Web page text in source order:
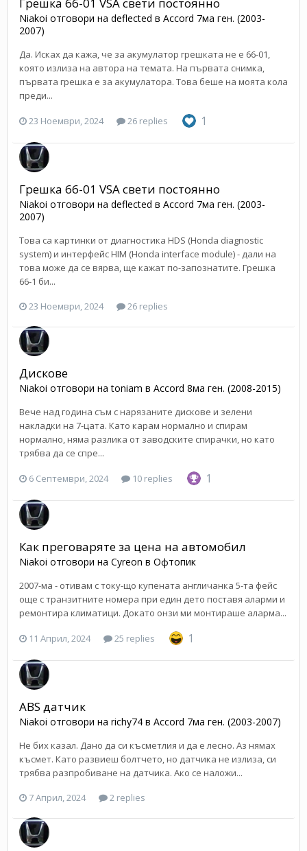
Грешка 66-01 VSА свети постоянно
Niakoi отговори на deflected в Accord 7ма ген. (2003-
2007)
Да. Исках да кажа, че за акумулатор грешката не е 66-01,
която излиза на автора на темата. На първата снимка,
първата грешка е за акумулатора. Това беше на моята кола
преди...
23 Ноември, 2024 26 replies 1
Грешка 66-01 VSА свети постоянно
Niakoi отговори на deflected в Accord 7ма ген. (2003-
2007)
Това са картинки от диагностика HDS (Honda diagnostic
system) и интерфейс HIM (Honda interface module) - дали на
това може да се вярва, ще кажат по-запознатите. Грешка
66-1 би...
23 Ноември, 2024
26 replies
Дискове
Niakoi отговори наtoniam в Accord 8ма ген. (2008-2015)
Вече над година съм с нарязаните дискове и зелени
накладки на 7-цата. Като карам нормално и спирам
нормално, няма разлика от заводските спирачки, но като
трябва да се спре...
6 Септември, 2024 10 replies 1
Как преговаряте за цена на автомобил
Niakoi отговори на Cyreon в Офтопик
2007-ма - отивам с току-що купената англичанка 5-та фейс
още с транзитните номера при един дето поставя аларми и
ремонтира климатици. Докато онзи ми монтираше аларма...
11 Април, 2024 25 replies 1
ABS датчик
Niakoi отговори на richy74 в Accord 7ма ген. (2003-2007)
Не бих казал. Дано да си късметлия и да е лесно. Аз нямах
късмет. Като развиеш болтчето, но датчика не излиза, си
трябва разпробиване на датчика. Ако се наложи...
7 Април, 2024
2 replies